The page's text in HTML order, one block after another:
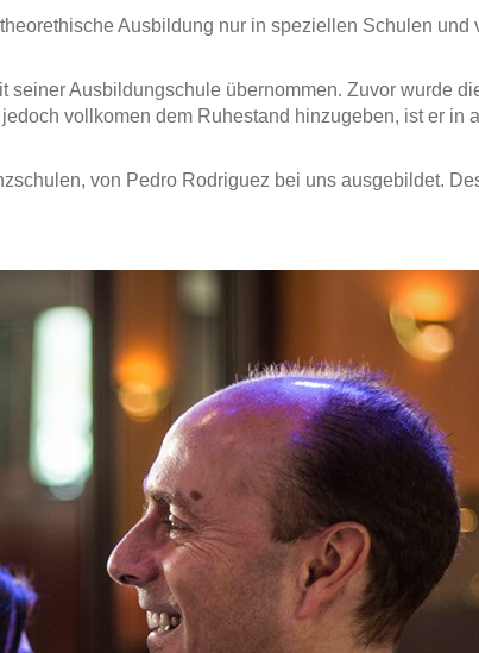
Ausbildung nur in speziellen Schulen und
Ausbildungschule übernommen. Zuvor wurde
vollkomen dem Ruhestand hinzugeben, ist er in
von Pedro Rodriguez bei uns ausgebildet.